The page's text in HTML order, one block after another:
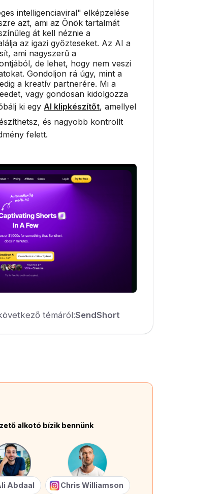
intelligenciaviral" elképzelése
azt, ami az Önök tartalmát
át kell néznie a
az igazi győzteseket. Az AI a
ami nagyszerű a
de lehet, hogy nem veszi
Gondoljon rá úgy, mint a
a kreatív partnerére. Mi a
vagy gondosan kidolgozza
ki egy AI klipkészítőt, amellyel
és nagyobb kontrollt
felett.
témáról:SendShort
alkotó bízik bennünk
Abdaal Chris Williamson